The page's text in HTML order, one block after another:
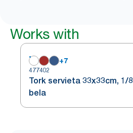
Works with
+7
477402
Tork servieta 33x33cm, 1/8 -
bela